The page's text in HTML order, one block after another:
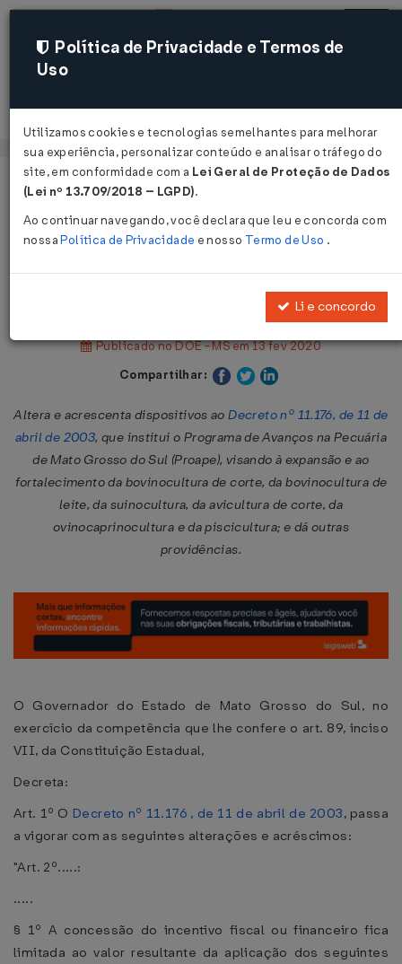
Acessar
Página Inicial
Legislações
Decreto Nº 15362 DE 12/02/2020
Publicado no DOE - MS em 13 fev 2020
Compartilhar:
Altera e acrescenta dispositivos aoDecreto nº 11.176, de 11 de
abril de 2003, que institui o Programa de Avanços na Pecuária
de Mato Grosso do Sul (Proape), visando à expansão e ao
fortalecimento da bovinocultura de corte, da bovinocultura de
leite, da suinocultura, da avicultura de corte, da
ovinocaprinocultura e da piscicultura; e dá outras
providências.
O Governador do Estado de Mato Grosso do Sul, no
exercício da competência que lhe confere o art. 89, inciso
VII, da Constituição Estadual,
Decreta:
Art. 1º O Decreto nº 11.176 , de 11 de abril de 2003, passa
a vigorar com as seguintes alterações e acréscimos:
"Art. 2º.....:
.....
§ 1º A concessão do incentivo fiscal ou financeiro fica
limitada ao valor resultante da aplicação dos seguintes
Política de Privacidade e Termos de
Uso
Utilizamos cookies e tecnologias semelhantes para melhorar
sua experiência, personalizar conteúdo e analisar o tráfego do
site, em conformidade com a Lei Geral de Proteção de Dados
(Lei nº 13.709/2018 – LGPD).
Ao continuar navegando, você declara que leu e concorda com
nossaPolítica de Privacidade e nosso Termo de Uso .
Li e concordo